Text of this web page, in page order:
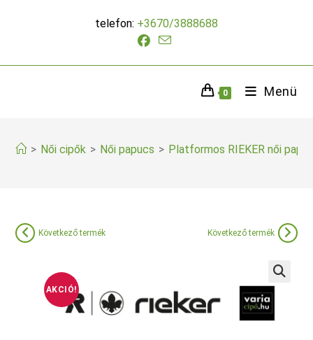
telefon: +3670/3888688
0 Menü
> Női cipők > Női papucs > Platformos RIEKER női
AKCIÓ!
Következő termék Következő termék